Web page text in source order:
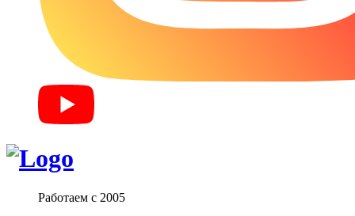
Работаем с 2005